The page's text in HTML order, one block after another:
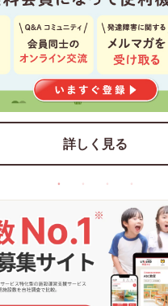
詳しく見る